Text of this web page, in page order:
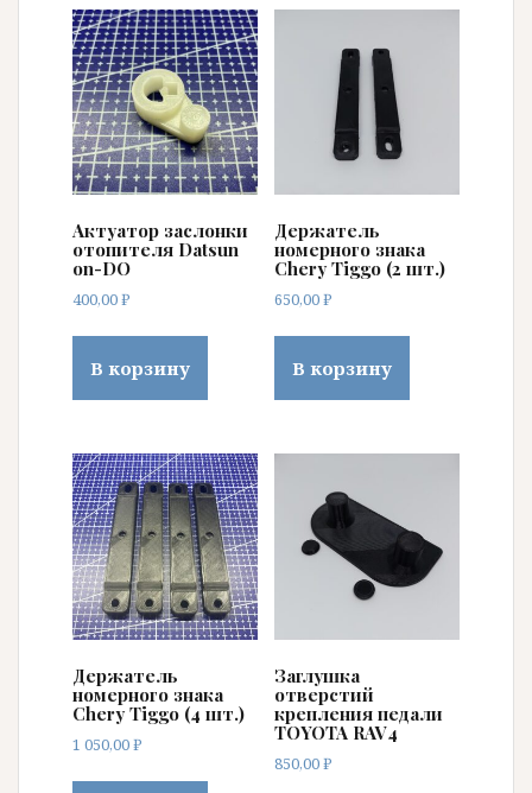
Актуатор заслонки
отопителя Datsun
on-DO
400,00₽
В корзину
Держатель
номерного знака
Chery Tiggo (2 шт.)
650,00₽
В корзину
Держатель
номерного знака
Chery Tiggo (4 шт.)
1 050,00₽
Заглушка
отверстий
крепления педали
TOYOTA RAV4
850,00₽